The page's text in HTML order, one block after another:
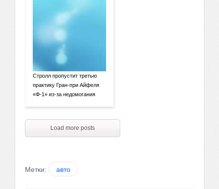
Стролл пропустит третью
практику Гран-при Айфеля
«Ф-1» из-за недомогания
Load more posts
Метки: авто